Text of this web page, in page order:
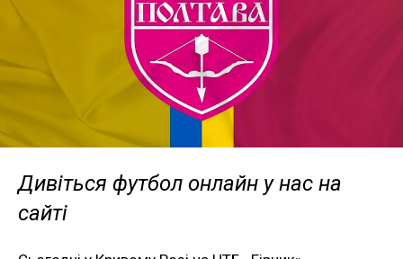
Дивіться футбол онлайн у нас на
сайті